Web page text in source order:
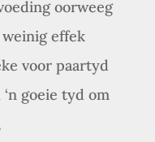
oorweeg
effek
voor paartyd
goeie tyd om